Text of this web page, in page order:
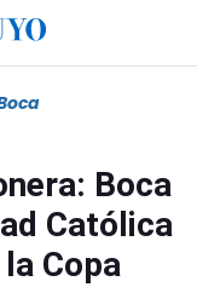
Boca
Católica
Copa